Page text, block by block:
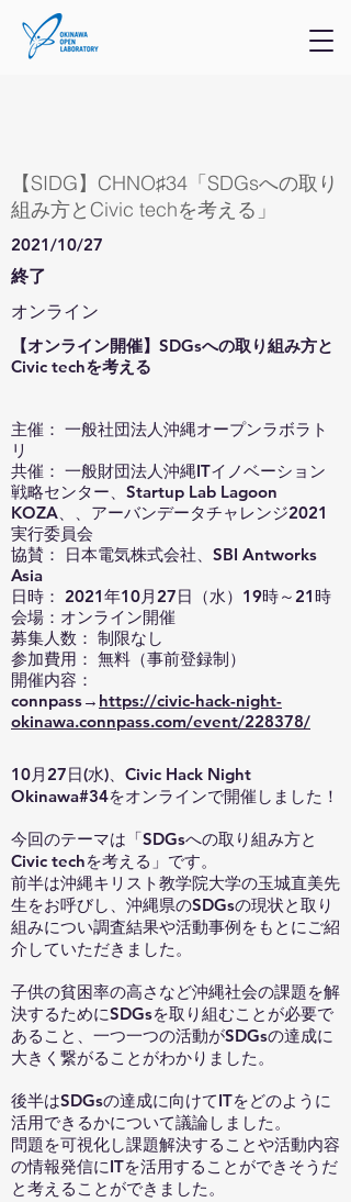
【SIDG】CHNO♯34「SDGsへの取り
組み方とCivic techを考える」
2021/10/27
終了
オンライン
【オンライン開催】SDGsへの取り組み方と
Civic techを考える
主催： 一般社団法人沖縄オープンラボラト
リ
共催： 一般財団法人沖縄ITイノベーション
戦略センター、Startup Lab Lagoon
KOZA、、アーバンデータチャレンジ2021
実行委員会
協賛： 日本電気株式会社、SBI Antworks
Asia
日時： 2021年10月27日（水）19時～21時
会場：オンライン開催
募集人数： 制限なし
参加費用： 無料（事前登録制）
開催内容：
connpass→ https://civic-hack-night-
okinawa.connpass.com/event/228378/
10月27日(水)、Civic Hack Night
Okinawa#34をオンラインで開催しました！
今回のテーマは「SDGsへの取り組み方と
Civic techを考える」です。
前半は沖縄キリスト教学院大学の玉城直美先
生をお呼びし、沖縄県のSDGsの現状と取り
組みについ調査結果や活動事例をもとにご紹
介していただきました。
子供の貧困率の高さなど沖縄社会の課題を解
決するためにSDGsを取り組むことが必要で
あること、一つ一つの活動がSDGsの達成に
大きく繋がることがわかりました。
後半はSDGsの達成に向けてITをどのように
活用できるかについて議論しました。
問題を可視化し課題解決することや活動内容
の情報発信にITを活用することができそうだ
と考えることができました。